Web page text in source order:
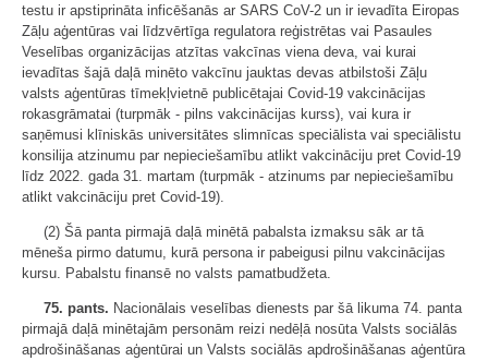
testu ir apstiprināta inficēšanās ar SARS CoV-2 un ir ievadīta Eiropas
Zāļu aģentūras vai līdzvērtīga regulatora reģistrētas vai Pasaules
Veselības organizācijas atzītas vakcīnas viena deva, vai kurai
ievadītas šajā daļā minēto vakcīnu jauktas devas atbilstoši Zāļu
valsts aģentūras tīmekļvietnē publicētajai Covid-19 vakcinācijas
rokasgrāmatai (turpmāk - pilns vakcinācijas kurss), vai kura ir
saņēmusi klīniskās universitātes slimnīcas speciālista vai speciālistu
konsilija atzinumu par nepieciešamību atlikt vakcināciju pret Covid-19
līdz 2022. gada 31. martam (turpmāk - atzinums par nepieciešamību
atlikt vakcināciju pret Covid-19).
(2) Šā panta pirmajā daļā minētā pabalsta izmaksu sāk ar tā
mēneša pirmo datumu, kurā persona ir pabeigusi pilnu vakcinācijas
kursu. Pabalstu finansē no valsts pamatbudžeta.
75. pants. Nacionālais veselības dienests par šā likuma 74. panta
pirmajā daļā minētajām personām reizi nedēļā nosūta Valsts sociālās
apdrošināšanas aģentūrai un Valsts sociālās apdrošināšanas aģentūra